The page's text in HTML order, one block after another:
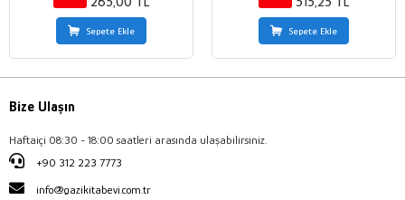
Sepete Ekle Sepete Ekle
Bize Ulaşın
Haftaiçi 08:30 - 18:00 saatleri arasında ulaşabilirsiniz.
+90 312 223 7773
info@gazikitabevi.com.tr